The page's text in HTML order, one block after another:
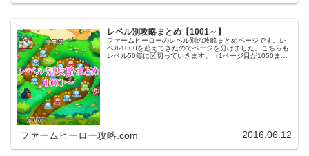
レベル別攻略まとめ【1001～】
ファームヒーローのレベル別の攻略まとめページです。レ
ベル1000を超えてきたのでページを分けました。こちらも
レベル50毎に区切っていきます。（1ページ目が1050ま
ファームヒーロー攻略.com 2016.06.12